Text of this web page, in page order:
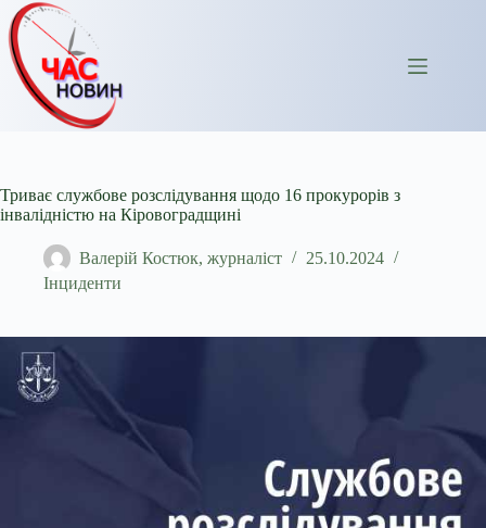
Перейти
до
вмісту
Триває службове розслідування щодо 16 прокурорів з
інвалідністю на Кіровоградщині
Валерій Костюк, журналіст
25.10.2024
Інциденти